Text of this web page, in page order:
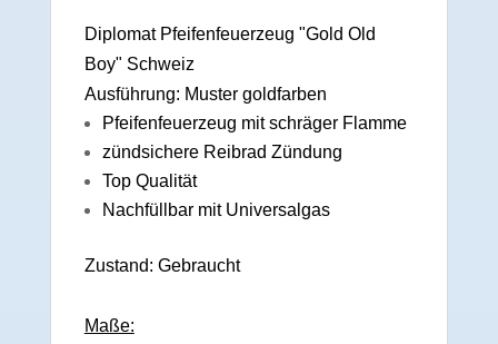
Diplomat Pfeifenfeuerzeug "Gold Old
Boy" Schweiz
Ausführung: Muster goldfarben
Pfeifenfeuerzeug mit schräger Flamme
zündsichere Reibrad Zündung
Top Qualität
Nachfüllbar mit Universalgas
Zustand: Gebraucht
Maße: